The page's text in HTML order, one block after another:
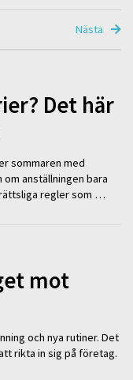
Nästa
Det här
sommaren med
anställningen bara
regler som …
mot
och nya rutiner. Det
rikta in sig på företag.